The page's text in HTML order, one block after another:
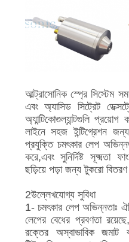
আল্ট্রাসোনিক স্প্রে সিস্টেম
এবং অ্যাসিড সিট্রেট
অ্যান্টিকোগুল্যান্টগুলি
লাইনে সহজ ইন্টিগ্রেশন
প্রযুক্তি চমৎকার লেপ
করে,এবং সুনির্দিষ্ট
ছড়িয়ে পড়া জন্য টুকরো
2উল্লেখযোগ্য সুবিধা
1- চমৎকার লেপ অভিন্নতাঃ
লেপের বেধের প্রবণতা
রক্তের অস্বাভাবিক জমাট